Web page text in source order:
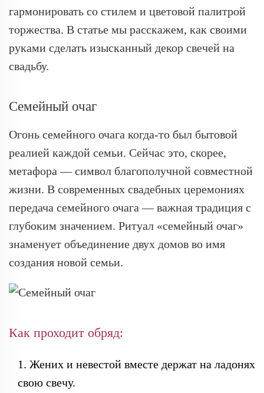
гармонировать со стилем и цветовой палитрой
торжества. В статье мы расскажем, как своими
руками сделать изысканный декор свечей на
свадьбу.
Семейный очаг
Огонь семейного очага когда-то был бытовой
реалией каждой семьи. Сейчас это, скорее,
метафора — символ благополучной совместной
жизни. В современных свадебных церемониях
передача семейного очага — важная традиция с
глубоким значением. Ритуал «семейный очаг»
знаменует объединение двух домов во имя
создания новой семьи.
Как проходит обряд:
Жених и невестой вместе держат на ладонях
свою свечу.